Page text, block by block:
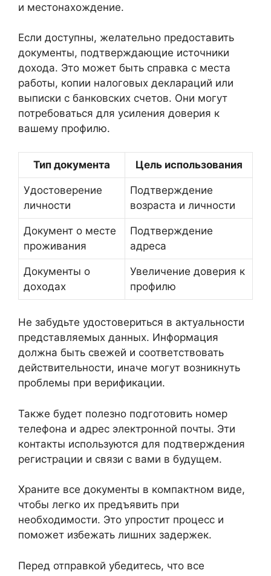
и местонахождение.
Если доступны, желательно предоставить
документы, подтверждающие источники
дохода. Это может быть справка с места
работы, копии налоговых деклараций или
выписки с банковских счетов. Они могут
потребоваться для усиления доверия к
вашему профилю.
Тип документа Цель использования
Удостоверение
личности
Подтверждение
возраста и личности
Документ о месте
проживания
Подтверждение
адреса
Документы о
доходах
Увеличение доверия к
профилю
Не забудьте удостовериться в актуальности
представляемых данных. Информация
должна быть свежей и соответствовать
действительности, иначе могут возникнуть
проблемы при верификации.
Также будет полезно подготовить номер
телефона и адрес электронной почты. Эти
контакты используются для подтверждения
регистрации и связи с вами в будущем.
Храните все документы в компактном виде,
чтобы легко их предъявить при
необходимости. Это упростит процесс и
поможет избежать лишних задержек.
Перед отправкой убедитесь, что все